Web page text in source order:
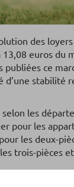
des
euros du
publiées ce
stabilité
les
pour les
les deux-
trois-pièces